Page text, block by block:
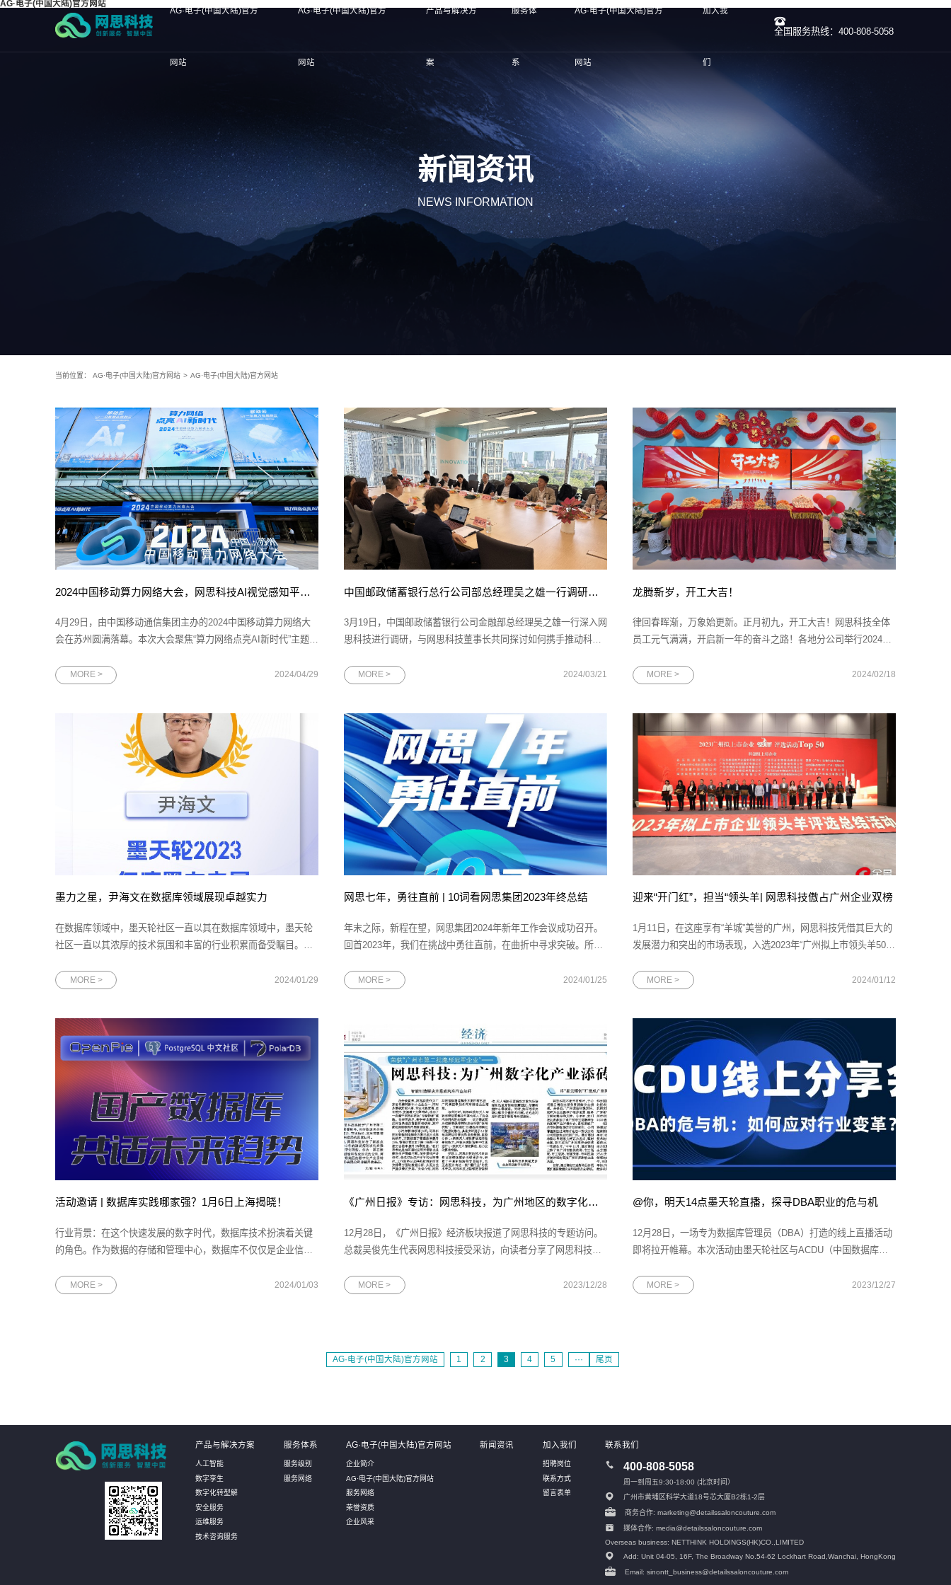
AG·电子(中国大陆)官方网站
AG·电子(中国大陆)官方
网站
AG·电子(中国大陆)官方
网站
产品与解决方
案
服务体
系
AG·电子(中国大陆)官方
网站
加入我
们
全国服务热线：400-808-5058
新闻资讯
NEWS INFORMATION
当前位置： AG·电子(中国大陆)官方网站 > AG·电子(中国大陆)官方网站
2024中国移动算力网络大会，网思科技AI视觉感知平台成焦点！
4月29日，由中国移动通信集团主办的2024中国移动算力网络大
会在苏州圆满落幕。本次大会聚焦“算力网络点亮AI新时代”主题，
为数字化技术标杆企业之一，网思科技携其最新研发的
MORE > 2024/04/29
中国邮政储蓄银行总行公司部总经理吴之雄一行调研网思科技
3月19日，中国邮政储蓄银行公司金融部总经理吴之雄一行深入网
思科技进行调研，与网思科技董事长共同探讨如何携手推动科技
处副处长王名扬，邮储银行广东省分行副行长夏春林、马天楠，
MORE > 2024/03/21
龙腾新岁，开工大吉！
律回春晖渐，万象始更新。正月初九，开工大吉！网思科技全体
员工元气满满，开启新一年的奋斗之路！各地分公司举行2024新
愿景，争创“开门红”！数字浪潮涌向前，化繁为简解疑难。崭新征
MORE > 2024/02/18
墨力之星，尹海文在数据库领域展现卓越实力
在数据库领域中，墨天轮社区一直以其在数据库领域中，墨天轮
社区一直以其浓厚的技术氛围和丰富的行业积累而备受瞩目。近
DBA总监、Oracle ACE尹海文。凭借原创文章的深度与广度、在
MORE > 2024/01/29
网思七年，勇往直前 | 10词看网思集团2023年终总结
年末之际，新程在望，网思集团2024年新年工作会议成功召开。
回首2023年，我们在挑战中勇往直前，在曲折中寻求突破。所获
了宝贵的经验和力量。
MORE > 2024/01/25
迎来“开门红”，担当“领头羊| 网思科技傲占广州企业双榜
1月11日，在这座享有“羊城”美誉的广州，网思科技凭借其巨大的
发展潜力和突出的市场表现，入选2023年“广州拟上市领头羊50强
州的双“领头羊”企业，网思科技将继续发挥其榜样作用和领导力，
MORE > 2024/01/12
活动邀请 | 数据库实践哪家强？1月6日上海揭晓！
行业背景：在这个快速发展的数字时代，数据库技术扮演着关键
的角色。作为数据的存储和管理中心，数据库不仅仅是企业信息
去几年中取得了可喜的发展成果，越来越多的企业开始选择使用
MORE > 2024/01/03
《广州日报》专访：网思科技，为广州地区的数字化产业添砖加瓦
12月28日，《广州日报》经济板块报道了网思科技的专题访问。
总裁吴俊先生代表网思科技接受采访，向读者分享了网思科技的
日报》12月28日网思科技专访版面荣获“广州市第二批隐形冠军企
MORE > 2023/12/28
@你，明天14点墨天轮直播，探寻DBA职业的危与机
12月28日，一场专为数据库管理员（DBA）打造的线上直播活动
即将拉开帷幕。本次活动由墨天轮社区与ACDU（中国数据库联
发表主题演讲。在数字化浪潮中，DBA的角色与职责正经历深刻
MORE > 2023/12/27
AG·电子(中国大陆)官方网站 1 2 3 4 5 ··· 尾页
产品与解决方案
人工智能
数字孪生
数字化转型解
安全服务
运维服务
技术咨询服务
服务体系
服务级别
服务网络
AG·电子(中国大陆)官方网站
企业简介
AG·电子(中国大陆)官方网站
服务网络
荣誉资质
企业风采
新闻资讯 加入我们
招聘岗位
联系方式
留言表单
联系我们
400-808-5058
周一到周五9:30-18:00 (北京时间）
广州市黄埔区科学大道18号芯大厦B2栋1-2层
商务合作: marketing@detailssaloncouture.com
媒体合作: media@detailssaloncouture.com
Overseas business: NETTHINK HOLDINGS(HK)CO.,LIMITED
Add: Unit 04-05, 16F, The Broadway No.54-62 Lockhart Road, Wanchai, HongKong
Email: sinontt_business@detailssaloncouture.com